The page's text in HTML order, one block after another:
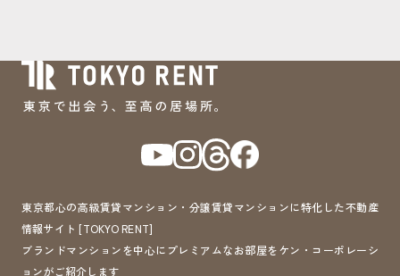
東京都心の高級賃貸マンション・分譲賃貸マンションに特化した不動産
情報サイト [TOKYO RENT]
ブランドマンションを中心にプレミアムなお部屋をケン・コーポレーシ
ョンがご紹介します